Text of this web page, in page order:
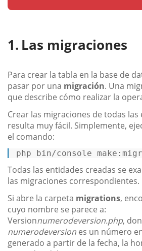
Las migraciones
Para crear la tabla en la base de
pasar por una migración. Una
que describe cómo realizar la
Crear las migraciones de todas
resulta muy fácil. Simplemente,
el comando:
php bin/console
Todas las entidades creadas se
las migraciones correspondientes.
Si abre la carpeta migrations,
cuyo nombre se parece a:
Versionnumerodeversion.php,
numerodeversion es un número
generado a partir de la fecha, la